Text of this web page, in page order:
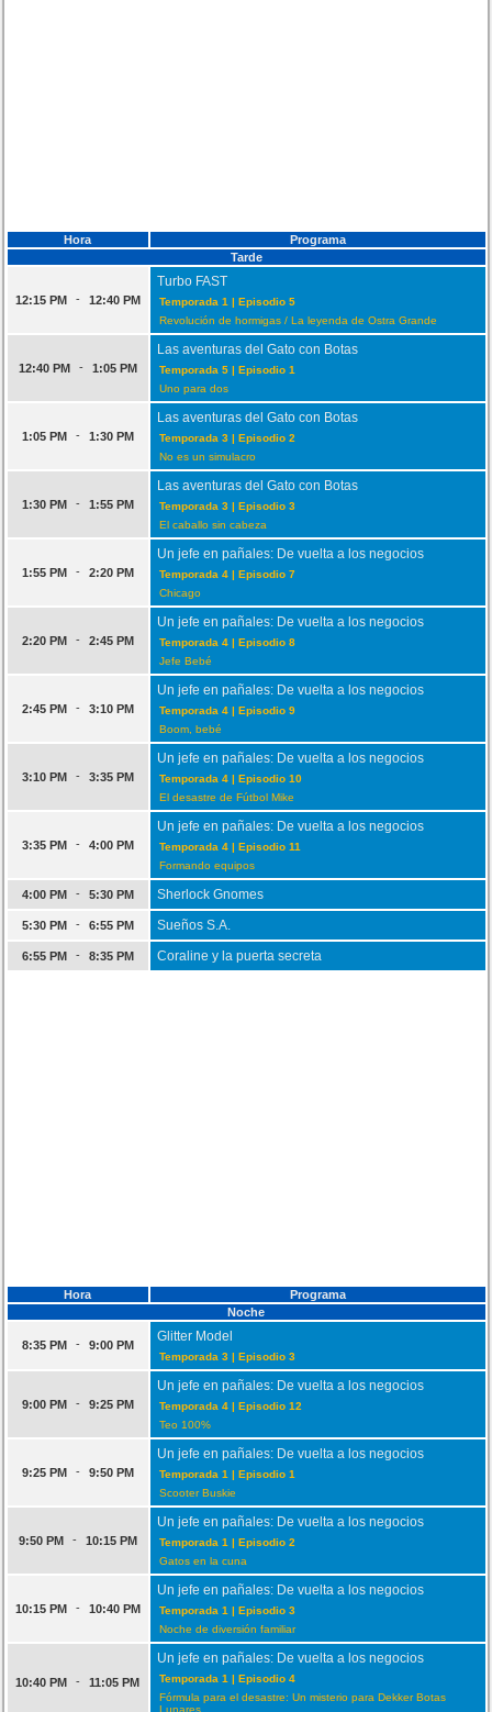
Hora
Programa
Tarde
12:15 PM - 12:40 PM
Turbo FAST
Temporada 1 | Episodio 5
Revolución de hormigas / La leyenda de Ostra Grande
12:40 PM - 1:05 PM
Las aventuras del Gato con Botas
Temporada 5 | Episodio 1
Uno para dos
1:05 PM - 1:30 PM
Las aventuras del Gato con Botas
Temporada 3 | Episodio 2
No es un simulacro
1:30 PM - 1:55 PM
Las aventuras del Gato con Botas
Temporada 3 | Episodio 3
El caballo sin cabeza
1:55 PM - 2:20 PM
Un jefe en pañales: De vuelta a los negocios
Temporada 4 | Episodio 7
Chicago
2:20 PM - 2:45 PM
Un jefe en pañales: De vuelta a los negocios
Temporada 4 | Episodio 8
Jefe Bebé
2:45 PM - 3:10 PM
Un jefe en pañales: De vuelta a los negocios
Temporada 4 | Episodio 9
Boom, bebé
3:10 PM - 3:35 PM
Un jefe en pañales: De vuelta a los negocios
Temporada 4 | Episodio 10
El desastre de Fútbol Mike
3:35 PM - 4:00 PM
Un jefe en pañales: De vuelta a los negocios
Temporada 4 | Episodio 11
Formando equipos
4:00 PM - 5:30 PM Sherlock Gnomes
5:30 PM - 6:55 PM Sueños S.A.
6:55 PM - 8:35 PM Coraline y la puerta secreta
Hora
Programa
Noche
8:35 PM - 9:00 PM
Glitter Model
Temporada 3 | Episodio 3
9:00 PM - 9:25 PM
Un jefe en pañales: De vuelta a los negocios
Temporada 4 | Episodio 12
Teo 100%
9:25 PM - 9:50 PM
Un jefe en pañales: De vuelta a los negocios
Temporada 1 | Episodio 1
Scooter Buskie
9:50 PM - 10:15 PM
Un jefe en pañales: De vuelta a los negocios
Temporada 1 | Episodio 2
Gatos en la cuna
10:15 PM - 10:40 PM
Un jefe en pañales: De vuelta a los negocios
Temporada 1 | Episodio 3
Noche de diversión familiar
10:40 PM - 11:05 PM
Un jefe en pañales: De vuelta a los negocios
Temporada 1 | Episodio 4
Fórmula para el desastre: Un misterio para Dekker Botas
Lunares